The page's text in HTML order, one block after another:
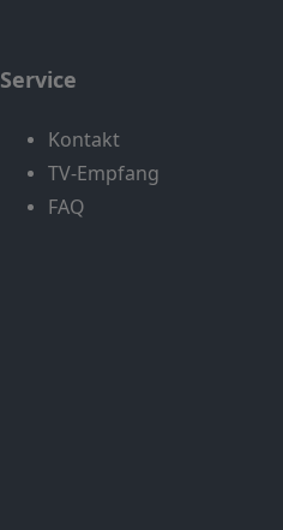
Service
Kontakt
TV-Empfang
FAQ